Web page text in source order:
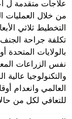
علاجات متقدمة ل
من خلال العمليات
التخطيط ثلاثي
بالولايات
نفس الزراعات
والتكنولوجيا
العالمي وانعدام
للتعافي لكل من